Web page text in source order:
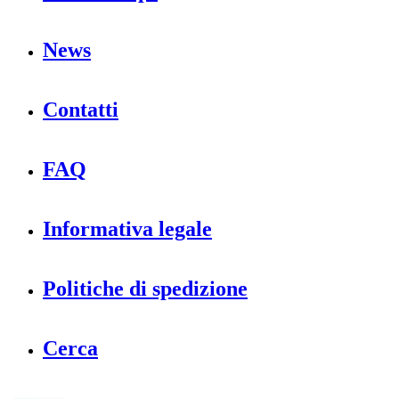
News
Contatti
FAQ
Informativa legale
Politiche di spedizione
Cerca